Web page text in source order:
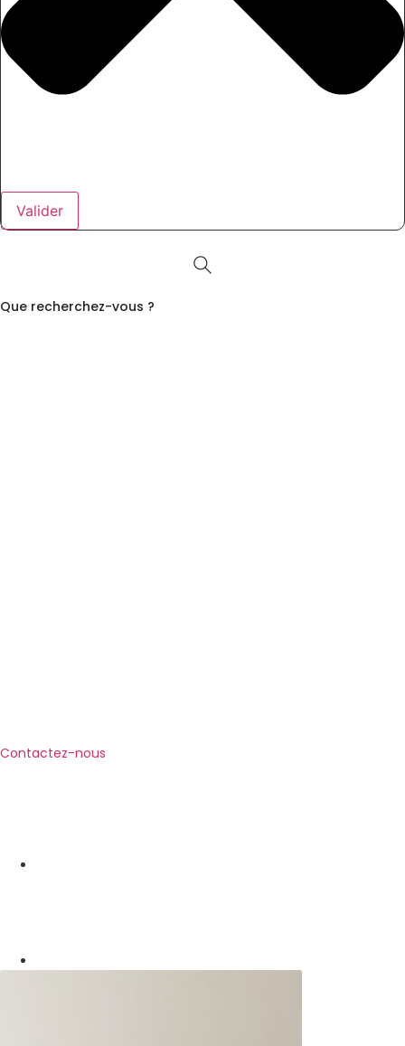
Valider
Que recherchez-vous ?
Contactez-nous